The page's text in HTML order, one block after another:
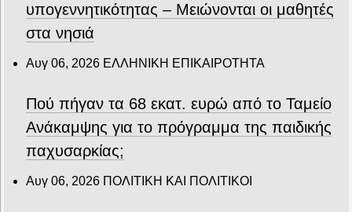
υπογεννητικότητας – Μειώνονται οι μαθητές
στα νησιά
Αυγ 06, 2026 ΕΛΛΗΝΙΚΗ ΕΠΙΚΑΙΡΟΤΗΤΑ
Πού πήγαν τα 68 εκατ. ευρώ από το Ταμείο
Ανάκαμψης για το πρόγραμμα της παιδικής
παχυσαρκίας;
Αυγ 06, 2026 ΠΟΛΙΤΙΚΗ ΚΑΙ ΠΟΛΙΤΙΚΟΙ